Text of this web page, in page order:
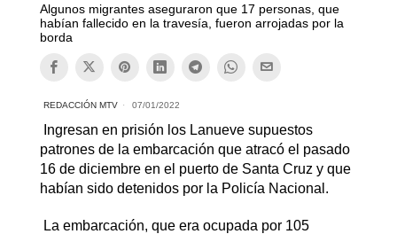
Algunos migrantes aseguraron que 17 personas, que
habían fallecido en la travesía, fueron arrojadas por la
borda
REDACCIÓN MTV 07/01/2022
Ingresan en prisión los Lanueve supuestos
patrones de la embarcación que atracó el pasado
16 de diciembre en el puerto de Santa Cruz y que
habían sido detenidos por la Policía Nacional.
La embarcación, que era ocupada por 105